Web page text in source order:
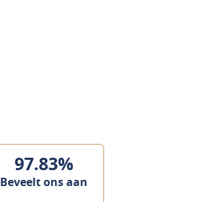
97.83%
Beveelt ons aan